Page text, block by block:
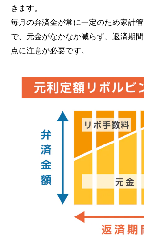
きます。
毎月の弁済金が常に一定のため家計
で、元金がなかなか減らず、返済期
点に注意が必要です。